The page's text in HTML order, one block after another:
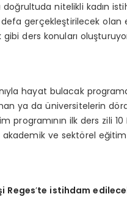
nitelikli kadın
defa gerçekleştirilecek
ders konuları
hayat bulacak
ya da üniversitelerin
programının ilk ders zili 10
ve sektörel
i Reges’te istihdam